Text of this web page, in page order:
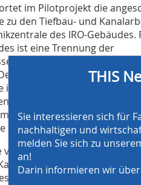
im Pilotprojekt die
zu den Tiefbau- und
des IRO-Gebäudes.
ist eine Trennung der
sich vielleicht ein wenig
Wärmetauscher liegt
Kanal müssen allerdings
Mindestdurchfluss, sonst
den Durchfluss
ausschalten.“
15 m und besteht aus
in die
und auf der Sohle
THIS
Sie interessieren sich für
nachhaltigen und
melden Sie sich zu
an!
Darin informieren wir